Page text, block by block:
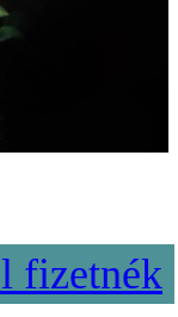
fizetnék